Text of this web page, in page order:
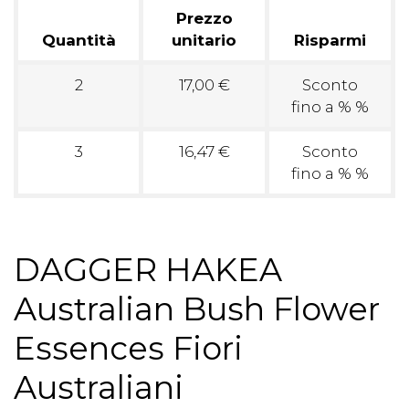
Quantità
Prezzo
unitario
Risparmi
2 17,00 €
Sconto
fino a % %
3 16,47 €
Sconto
fino a % %
DAGGER HAKEA
Australian Bush Flower
Essences Fiori
Australiani